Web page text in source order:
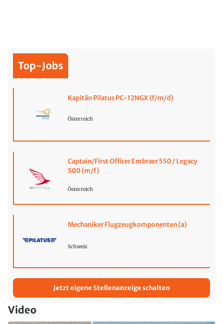
Top-Jobs
Kapitän Pilatus PC-12NGX (f/m/d)
Österreich
Captain/First Officer Embraer 550 / Legacy
500 (m/f)
Österreich
Mechaniker Flugzeugkomponenten (a)
Schweiz
Jetzt eigene Stellenanzeige schalten
Video